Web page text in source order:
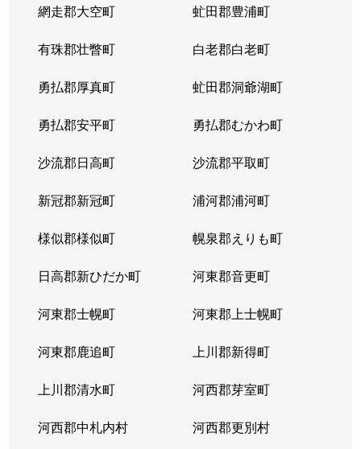
網走郡大空町 虻田郡豊浦町
有珠郡壮瞥町 白老郡白老町
勇払郡厚真町 虻田郡洞爺湖町
勇払郡安平町 勇払郡むかわ町
沙流郡日高町 沙流郡平取町
新冠郡新冠町 浦河郡浦河町
様似郡様似町 幌泉郡えりも町
日高郡新ひだか町 河東郡音更町
河東郡士幌町 河東郡上士幌町
河東郡鹿追町 上川郡新得町
上川郡清水町 河西郡芽室町
河西郡中札内村 河西郡更別村